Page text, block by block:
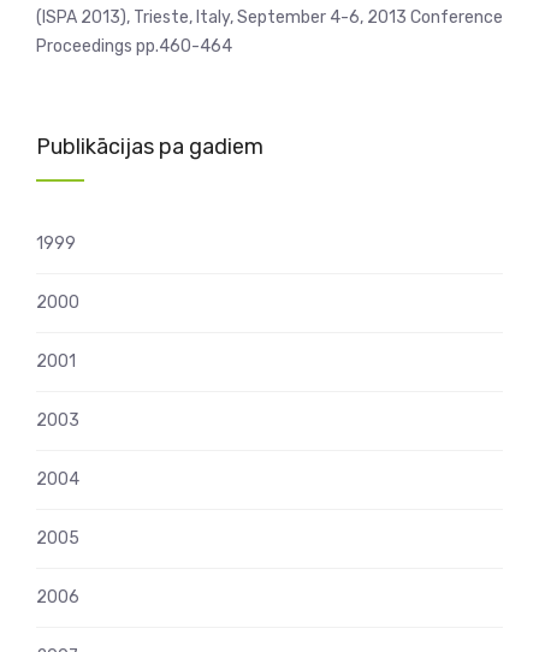
(ISPA 2013), Trieste, Italy, September 4-6, 2013 Conference
Proceedings pp.460-464
Publikācijas pa gadiem
1999
2000
2001
2003
2004
2005
2006